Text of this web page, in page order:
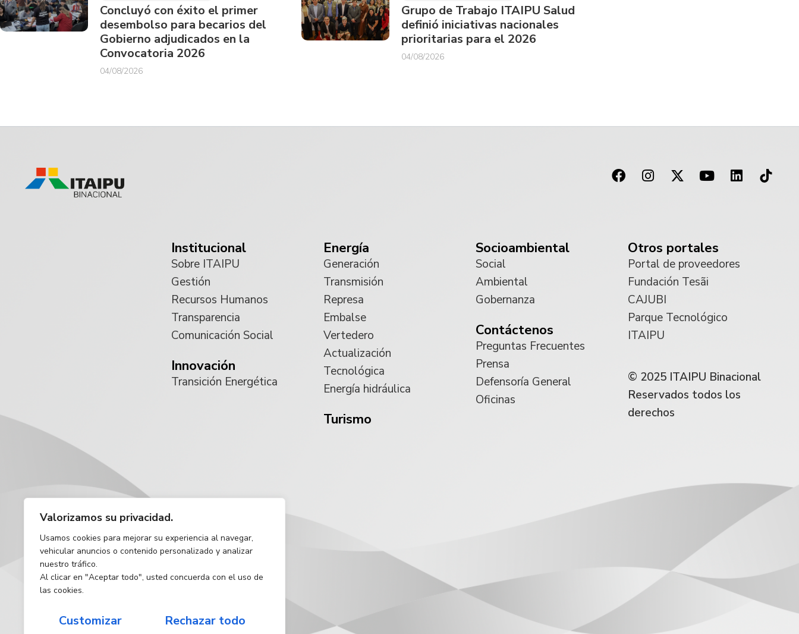
Valorizamos su privacidad.
Usamos cookies para mejorar su experiencia al navegar,
vehicular anuncios o contenido personalizado y analizar
nuestro tráfico.
Al clicar en "Aceptar todo", usted concuerda con el uso de
las cookies.
Customizar Rechazar todo
Concluyó con éxito el primer
desembolso para becarios del
Gobierno adjudicados en la
Convocatoria 2026
04/08/2026
Grupo de Trabajo ITAIPU Salud
definió iniciativas nacionales
prioritarias para el 2026
04/08/2026
Institucional
Sobre ITAIPU
Gestión
Recursos Humanos
Transparencia
Comunicación Social
Innovación
Transición Energética
Energía
Generación
Transmisión
Represa
Embalse
Vertedero
Actualización
Tecnológica
Energía hidráulica
Turismo
Socioambiental
Social
Ambiental
Gobernanza
Contáctenos
Preguntas Frecuentes
Prensa
Defensoría General
Oficinas
Otros portales
Portal de proveedores
Fundación Tesãi
CAJUBI
Parque Tecnológico
ITAIPU
© 2025 ITAIPU Binacional
Reservados todos los
derechos